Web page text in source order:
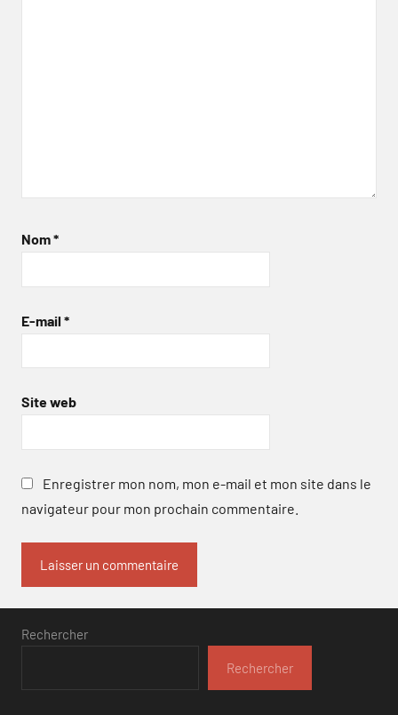
Nom*
E-mail *
Site web
Enregistrer mon nom, mon e-mail et mon site dans le
navigateur pour mon prochain commentaire.
Rechercher
Rechercher